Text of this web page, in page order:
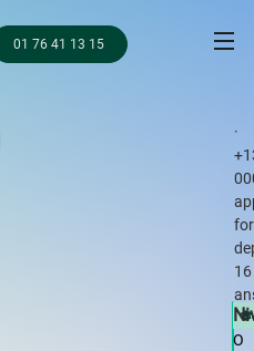
01 76 41 13 15
·
16
O